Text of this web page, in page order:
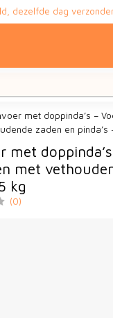
dezelfde dag
met doppinda’s –
zaden en pinda’s
met
met
kg
(0)